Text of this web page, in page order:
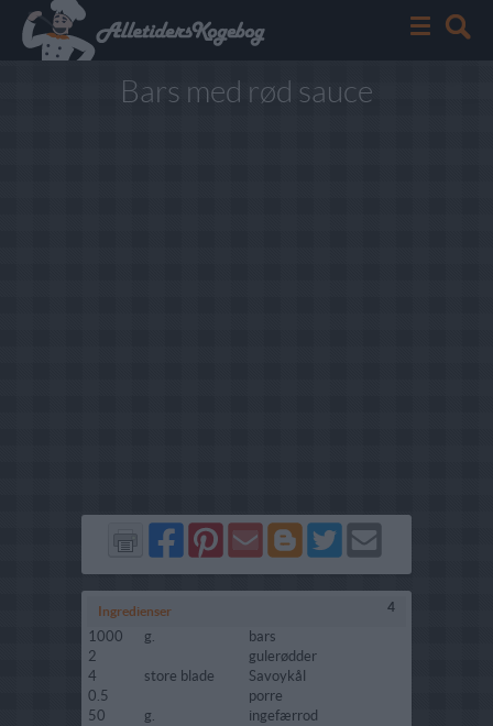
Bars med rød sauce
Del
på
Facebook
Del
på
Pinterest
Send
via
GMail
Del
på
Blogger
Del
på
Twitter
Send
Ingredienser 4
1000 g.
bars
2
gulerødder
4
store blade
Savoykål
0.5
porre
50
g.
ingefærrod